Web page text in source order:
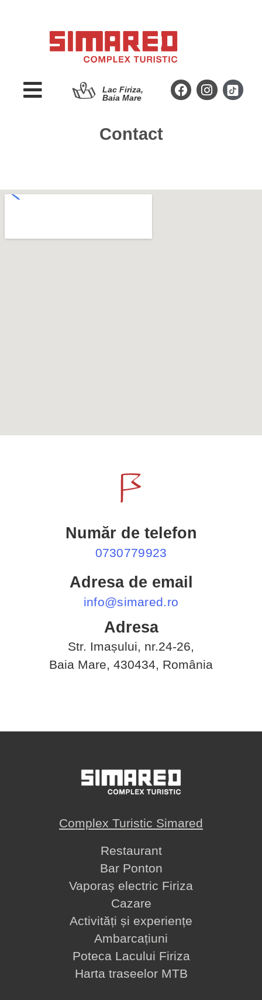
Lac Firiza,
Baia Mare
Contact
Număr de telefon
0730779923
Adresa de email
info@simared.ro
Adresa
Str. Imașului, nr.24-26,
Baia Mare, 430434, România
Complex Turistic Simared
Restaurant
Bar Ponton
Vaporaș electric Firiza
Cazare
Activități și experiențe
Ambarcațiuni
Poteca Lacului Firiza
Harta traseelor MTB